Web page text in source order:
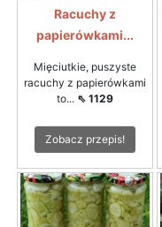
Racuchy z
papierówkami...
Mięciutkie, puszyste
racuchy z papierówkami
to... ⇖ 1129
Zobacz przepis!